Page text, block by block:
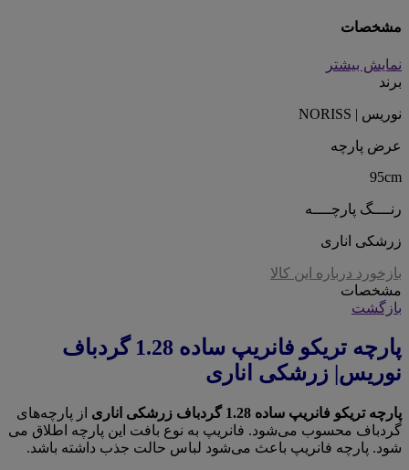
مشخصات
نمایش بیشتر
برند
نوریس | NORISS
عرض پارچه
95cm
رنــــگ پارچــــه
زرشکی اناری
بازخورد درباره این کالا
مشخصات
بازگشت
پارچه تریکو فانریپ ساده 1.28 گردباف
نوریس| زرشکی اناری
پارچه تریکو فانریپ ساده 1.28 گردباف زرشکی اناری
از پارچه‌های
گردباف محسوب می‌شود. فانریپ به نوع بافت این پارچه اطلاق می
شود. پارچه فانریپ باعث می‌شود لباس حالت جذب داشته باشد.